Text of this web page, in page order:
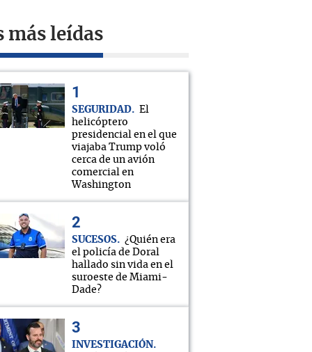
más leídas
SEGURIDAD
El
helicóptero
presidencial en el que
viajaba Trump voló
cerca de un avión
comercial en
Washington
SUCESOS
¿Quién era
el policía de Doral
hallado sin vida en el
suroeste de Miami-
Dade?
INVESTIGACIÓN